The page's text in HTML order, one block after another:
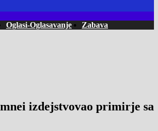
Oglasi-Oglasavanje
Zabava
izdejstvovao primirje sa